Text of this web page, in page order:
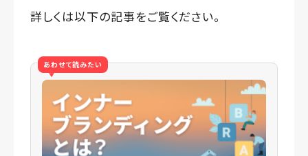
詳しくは以下の記事をご覧ください。
あわせて読みたい